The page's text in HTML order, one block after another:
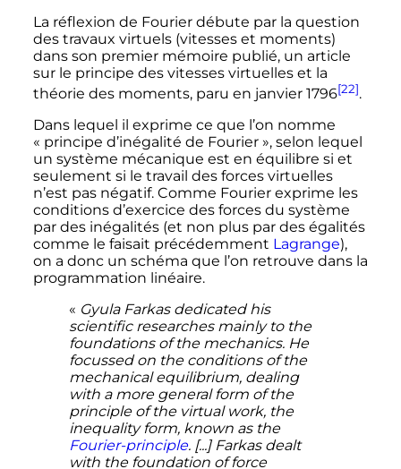
La réflexion de Fourier débute par la question
des travaux virtuels (vitesses et moments)
dans son premier mémoire publié, un article
sur le principe des vitesses virtuelles et la
théorie des moments, paru en janvier 1796[22].
Dans lequel il exprime ce que l’on nomme
« principe d’inégalité de Fourier », selon lequel
un système mécanique est en équilibre si et
seulement si le travail des forces virtuelles
n’est pas négatif. Comme Fourier exprime les
conditions d’exercice des forces du système
par des inégalités (et non plus par des égalités
comme le faisait précédemment Lagrange),
on a donc un schéma que l’on retrouve dans la
programmation linéaire.
« Gyula Farkas dedicated his
scientific researches mainly to the
foundations of the mechanics. He
focussed on the conditions of the
mechanical equilibrium, dealing
with a more general form of the
principle of the virtual work, the
inequality form, known as the
Fourier-principle. [...] Farkas dealt
with the foundation of force